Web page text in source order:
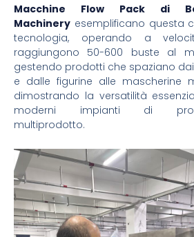
Macchine Flow Pack di
Machinery esemplificano questa
tecnologia, operando a
raggiungono 50-600 buste al
gestendo prodotti che spaziano
e dalle figurine alle mascherine
dimostrando la versatilità
moderni impianti di
multiprodotto.